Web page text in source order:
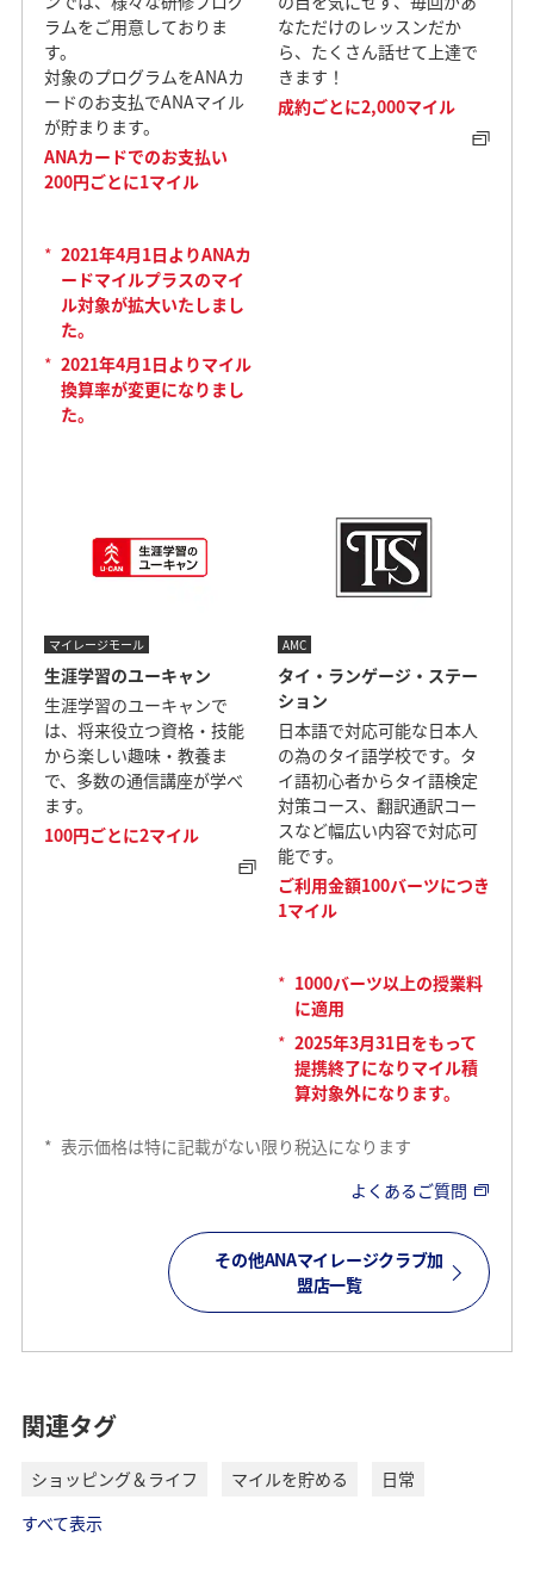
ラムをご用意しておりま
す。
対象のプログラムをANAカ
ードのお支払でANAマイル
が貯まります。
ANAカードでのお支払い
200円ごとに1マイル
* 2021年4月1日よりANAカ
ードマイルプラスのマイ
ル対象が拡大いたしまし
た。
* 2021年4月1日よりマイル
換算率が変更になりまし
た。
なただけのレッスンだか
ら、たくさん話せて上達で
きます！
成約ごとに2,000マイル
マイレージモール
生涯学習のユーキャン
生涯学習のユーキャンで
は、将来役立つ資格・技能
から楽しい趣味・教養ま
で、多数の通信講座が学べ
ます。
100円ごとに2マイル
AMC
タイ・ランゲージ・ステー
ション
日本語で対応可能な日本人
の為のタイ語学校です。タ
イ語初心者からタイ語検定
対策コース、翻訳通訳コー
スなど幅広い内容で対応可
能です。
ご利用金額100バーツにつき
1マイル
* 1000バーツ以上の授業料
に適用
* 2025年3月31日をもって
提携終了になりマイル積
算対象外になります。
* 表示価格は特に記載がない限り税込になります
よくあるご質問
その他ANAマイレージクラブ加
盟店一覧
ンでは、様々な研修プログ
関連タグ
ショッピング＆ライフ マイルを貯める
日常
すべて表示